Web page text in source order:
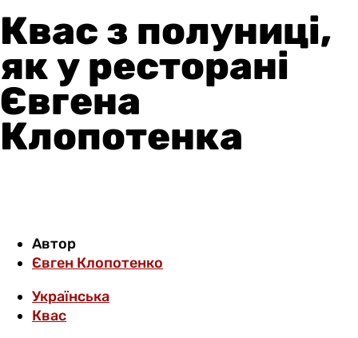
Квас з полуниці,
як у ресторані
Євгена
Клопотенка
Автор
Євген Клопотенко
Українська
Квас